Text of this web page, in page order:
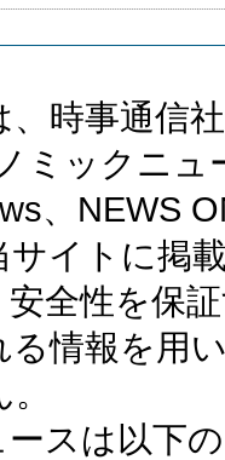
時事通信
ミックニ
、NEWS
サイトに掲
全性を保
情報を用
スは以下